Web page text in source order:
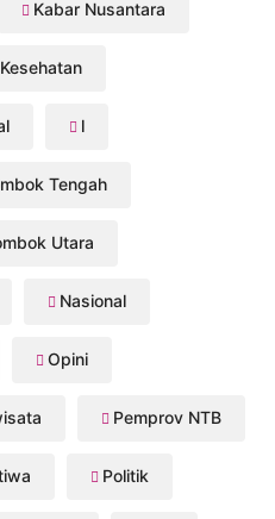
Kabar Nusantara
Kesehatan
l
Tengah
Utara
Nasional
Opini
Pemprov NTB
Politik